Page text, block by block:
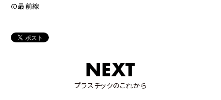
の最前線
プラスチックのこれから